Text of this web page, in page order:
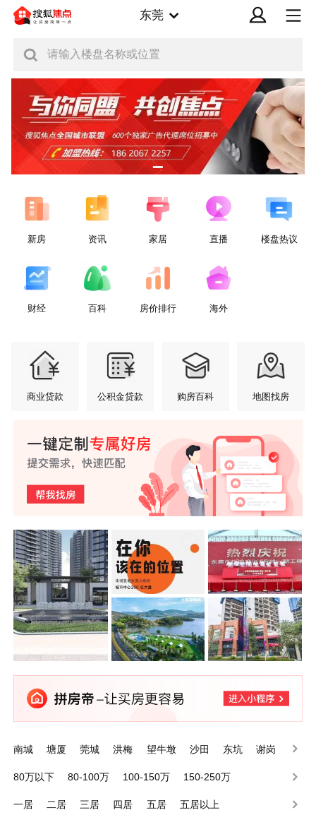
东莞
请输入楼盘名称或位置
新房 资讯 家居 直播 楼盘热议
财经 百科 房价排行 海外
商业贷款 公积金贷款 购房百科 地图找房
南城 塘厦 莞城 洪梅 望牛墩 沙田 东坑
谢岗
80万以下
80-100万 100-150万
150-250万
一居
二居 三居 四居 五居 五居以上